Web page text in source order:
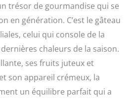
trésor de gourmandise qui se
en génération. C’est le gâteau
celui qui console de la
chaleurs de la saison.
ses fruits juteux et
son appareil crémeux, la
un équilibre parfait qui a